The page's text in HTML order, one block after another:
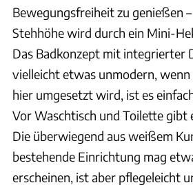
Bewegungsfreiheit zu genießen
Stehhöhe wird durch ein Mini-
Das Badkonzept mit integrierter
vielleicht etwas unmodern,
hier umgesetzt wird, ist es
Vor Waschtisch und Toilette gibt
Die überwiegend aus weißem
bestehende Einrichtung mag
erscheinen, ist aber pflegeleicht